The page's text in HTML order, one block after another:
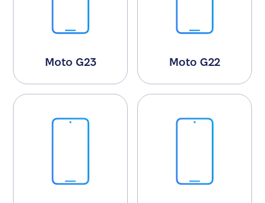
Moto G23 Moto G22